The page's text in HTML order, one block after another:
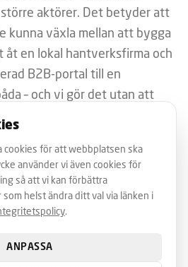
aktörer. Det betyder att
kunna växla mellan att bygga
åt en lokal hantverksfirma och
B2B-portal till en
– och vi gör det utan att
jobbar vi med söktermer
"tandläkare Mariestad",
liknande. Vi optimerar Google
recensioner och bygger
generiska om-oss-texter.
cookies för att webbplatsen ska
använder vi även cookies för
så att vi kan förbättra
helst ändra ditt val via länken i
.
ANPASSA